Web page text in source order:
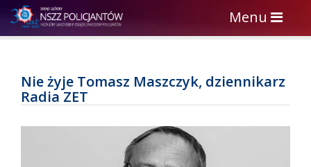
Toggle
navigation
Menu
Nie żyje Tomasz Maszczyk, dziennikarz
Radia ZET